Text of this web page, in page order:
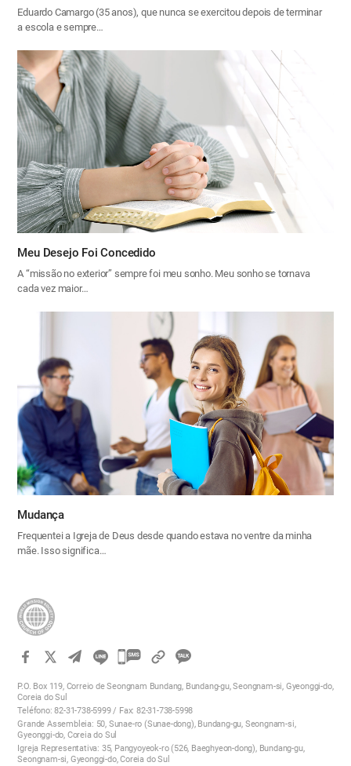
Eduardo Camargo (35 anos), que nunca se exercitou depois de terminar
a escola e sempre…
Meu Desejo Foi Concedido
A “missão no exterior” sempre foi meu sonho. Meu sonho se tornava
cada vez maior…
Mudança
Frequentei a Igreja de Deus desde quando estava no ventre da minha
mãe. Isso significa…
카
오
톡
공
유
P.O. Box 119, Correio de Seongnam Bundang, Bundang-gu, Seongnam-si, Gyeonggi-do,
Coreia do Sul
Teléfono: 82-31-738-5999 / Fax: 82-31-738-5998
Grande Assembleia: 50, Sunae-ro (Sunae-dong), Bundang-gu, Seongnam-si,
Gyeonggi-do, Coreia do Sul
Igreja Representativa: 35, Pangyoyeok-ro (526, Baeghyeon-dong), Bundang-gu,
Seongnam-si, Gyeonggi-do, Coreia do Sul